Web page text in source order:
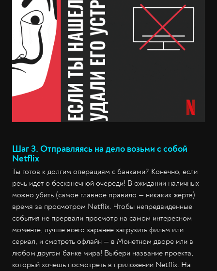
Шаг 3. Отправляясь на дело возьми с собой
Netflix
Ты готов к долгим операциям с банками? Конечно, если
речь идет о бесконечной очереди! В ожидании наличных
можно убить (самое главное правило — никаких жертв)
время за просмотром Netflix. Чтобы непредвиденные
события не прервали просмотр на самом интересном
моменте, лучше всего заранее загрузить фильм или
сериал, и смотреть офлайн — в Монетном дворе или в
любом другом банке мира! Выбери название проекта,
который хочешь посмотреть в приложении Netflix. На